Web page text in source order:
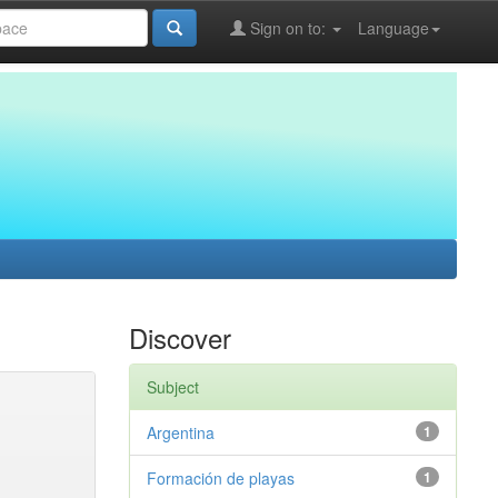
Language
Sign on to:
Discover
Subject
1
Argentina
1
Formación de playas